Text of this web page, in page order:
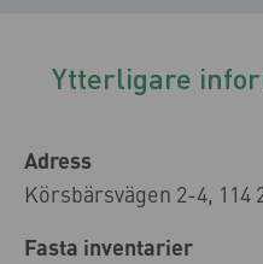
Ytterligare
Adress
Körsbärsvägen 2-4, 114
Fasta inventarier